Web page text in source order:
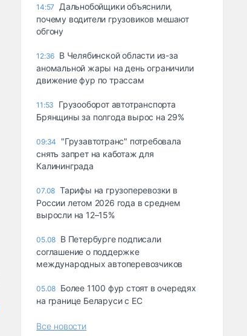
14:57
Дальнобойщики объяснили,
почему водители грузовиков мешают
обгону
12:36 В Челябинской области из-за
аномальной жары на день ограничили
движение фур по трассам
11:53
Грузооборот автотранспорта
Брянщины за полгода вырос на 29%
09:34
"Грузавтотранс" потребовала
снять запрет на каботаж для
Калининграда
07.08 Тарифы на грузоперевозки в
России летом 2026 года в среднем
выросли на 12–15%
05.08 В Петербурге подписали
соглашение о поддержке
международных автоперевозчиков
05.08 Более 1100 фур стоят в очередях
на границе Беларуси с ЕС
Все новости